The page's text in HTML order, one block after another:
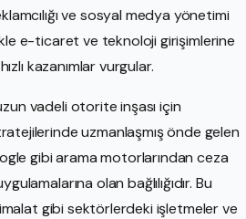
Makedonyaca
Portekizce, Portekiz
Rumence
Sırpça
ve sosyal medya yönetimi
e-ticaret ve teknoloji girişimlerine
kazanımlar vurgular.
vadeli otorite inşası için
uzmanlaşmış önde gelen
gibi arama motorlarından ceza
olan bağlılığıdır. Bu
gibi sektörlerdeki işletmeler ve